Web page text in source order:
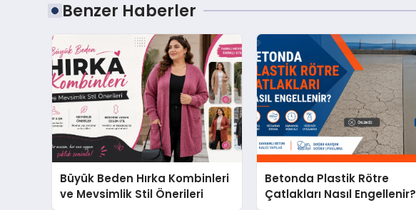
Benzer Haberler
Büyük Beden Hırka Kombinleri
ve Mevsimlik Stil Önerileri
Betonda Plastik Rötre
Çatlakları Nasıl Engellenir?